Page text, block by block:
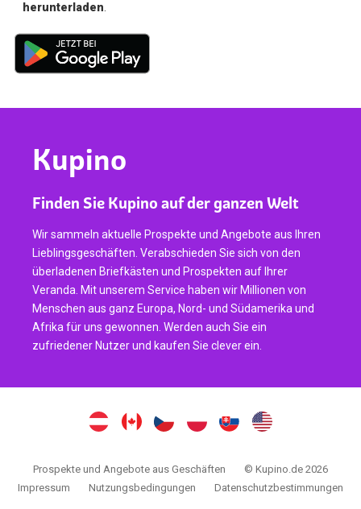
herunterladen
Kupino
Finden Sie Kupino auf der ganzen Welt
Wir sammeln aktuelle Prospekte und Angebote aus Ihren
Lieblingsgeschäften. Verabschieden Sie sich von den
überladenen Briefkästen und Prospekten auf Ihrer
Veranda. Mit unserem Service haben wir Millionen von
Menschen aus ganz Europa, Nord- und Südamerika und
Afrika für uns gewonnen. Werden auch Sie ein
zufriedener Nutzer und kaufen Sie clever ein.
Prospekte und Angebote aus Geschäften
© Kupino.de 2026
Impressum
Nutzungsbedingungen Datenschutzbestimmungen